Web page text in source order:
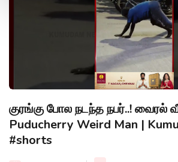
குரங்கு போல நடந்த நபர்..! வைரல்
Puducherry Weird Man |
#shorts